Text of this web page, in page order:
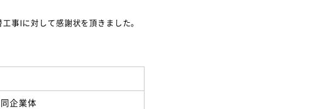
事Iに対して感謝状を頂きました。
企業体